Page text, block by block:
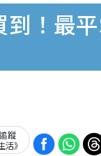
到！最
蹤
活》